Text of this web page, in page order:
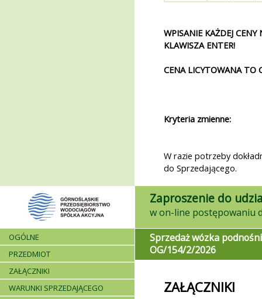
WPISANIE KAŻDEJ
KLAWISZA ENTER!
CENA LICYTOWANA TO
Kryteria zmienne:
W razie potrzeby
do Sprzedającego.
Zaproszenie do
OGÓLNE
PRZEDMIOT
ZAŁĄCZNIKI
WARUNKI SPRZEDAJĄCEGO
Sprzedaż wózka
OG/154/2/2026
ZAŁĄCZNIKI